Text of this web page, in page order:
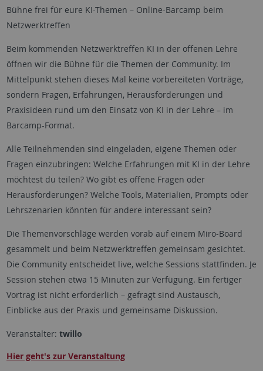
Bühne frei für eure KI-Themen – Online-Barcamp beim
Netzwerktreffen
Beim kommenden Netzwerktreffen KI in der offenen Lehre
öffnen wir die Bühne für die Themen der Community. Im
Mittelpunkt stehen dieses Mal keine vorbereiteten Vorträge,
sondern Fragen, Erfahrungen, Herausforderungen und
Praxisideen rund um den Einsatz von KI in der Lehre – im
Barcamp-Format.
Alle Teilnehmenden sind eingeladen, eigene Themen oder
Fragen einzubringen: Welche Erfahrungen mit KI in der Lehre
möchtest du teilen? Wo gibt es offene Fragen oder
Herausforderungen? Welche Tools, Materialien, Prompts oder
Lehrszenarien könnten für andere interessant sein?
Die Themenvorschläge werden vorab auf einem Miro-Board
gesammelt und beim Netzwerktreffen gemeinsam gesichtet.
Die Community entscheidet live, welche Sessions stattfinden. Je
Session stehen etwa 15 Minuten zur Verfügung. Ein fertiger
Vortrag ist nicht erforderlich – gefragt sind Austausch,
Einblicke aus der Praxis und gemeinsame Diskussion.
Veranstalter: twillo
Hier geht's zur Veranstaltung